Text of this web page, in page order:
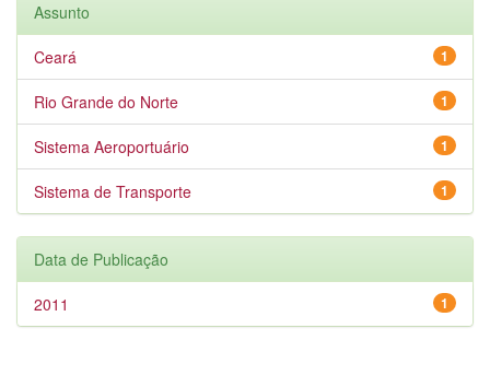
Assunto
1
Ceará
1
Rio Grande do Norte
1
Sistema Aeroportuário
1
Sistema de Transporte
Data de Publicação
1
2011